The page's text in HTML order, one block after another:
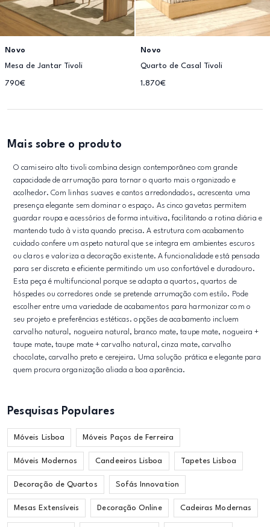
Novo
Mesa de Jantar Tivoli
790€
Novo
Quarto de Casal Tivoli
1.870€
Mais sobre o produto
O camiseiro alto tivoli combina design contemporâneo com grande
capacidade de arrumação para tornar o quarto mais organizado e
acolhedor. Com linhas suaves e cantos arredondados, acrescenta uma
presença elegante sem dominar o espaço. As cinco gavetas permitem
guardar roupa e acessórios de forma intuitiva, facilitando a rotina diária e
mantendo tudo à vista quando precisa. A estrutura com acabamento
cuidado confere um aspeto natural que se integra em ambientes escuros
ou claros e valoriza a decoração existente. A funcionalidade está pensada
para ser discreta e eficiente permitindo um uso confortável e duradouro.
Esta peça é multifuncional porque se adapta a quartos, quartos de
hóspedes ou corredores onde se pretende arrumação com estilo. Pode
escolher entre uma variedade de acabamentos para harmonizar com o
seu projeto e preferências estéticas. opções de acabamento incluem
carvalho natural, nogueira natural, branco mate, taupe mate, nogueira +
taupe mate, taupe mate + carvalho natural, cinza mate, carvalho
chocolate, carvalho preto e cerejeira. Uma solução prática e elegante para
quem procura organização aliada a boa aparência.
Pesquisas Populares
Móveis Lisboa Móveis Paços de Ferreira
Móveis Modernos Candeeiros Lisboa Tapetes Lisboa
Decoração de Quartos Sofás Innovation
Mesas Extensíveis Decoração Online Cadeiras Modernas